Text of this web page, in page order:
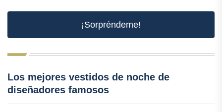
¡Sorpréndeme!
Los mejores vestidos de noche de
diseñadores famosos